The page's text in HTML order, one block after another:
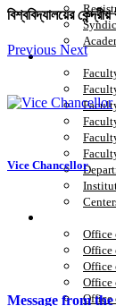
Academics
Office
Office
Office
Office
Office
বিশ্ববিদ্যালয়ের কেন্দ্রীয়
Previous Next
Vice Chancellor
Message from